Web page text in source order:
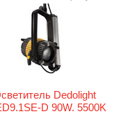
Dedolight
D 90W. 5500K